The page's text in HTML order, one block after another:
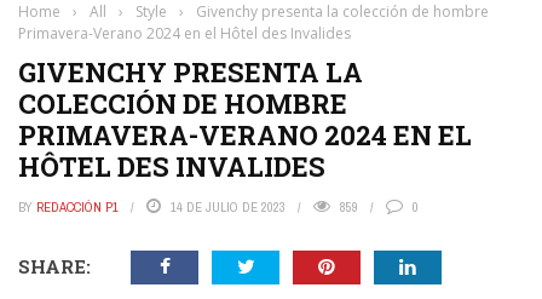
Home › All › Style ›
Givenchy presenta la colección de hombre
Primavera-Verano 2024 en el Hôtel des Invalides
GIVENCHY PRESENTA LA
COLECCIÓN DE HOMBRE
PRIMAVERA-VERANO 2024 EN EL
HÔTEL DES INVALIDES
BY REDACCIÓN P1 14 DE JULIO DE 2023 859 0
SHARE: